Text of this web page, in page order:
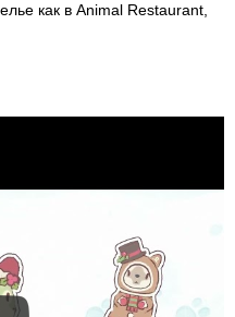
как в Animal Restaurant,